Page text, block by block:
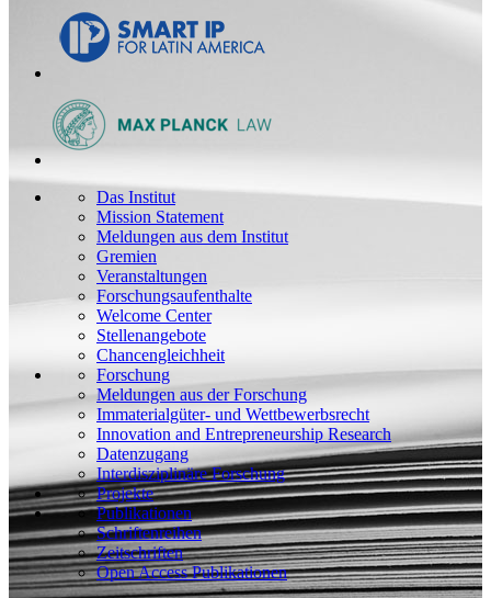
Das Institut
Mission Statement
Meldungen aus dem Institut
Gremien
Veranstaltungen
Forschungsaufenthalte
Welcome Center
Stellenangebote
Chancengleichheit
Forschung
Meldungen aus der Forschung
Immaterialgüter- und Wettbewerbsrecht
Innovation and Entrepreneurship Research
Datenzugang
Interdisziplinäre Forschung
Projekte
Publikationen
Schriftenreihen
Zeitschriften
Open Access Publikationen